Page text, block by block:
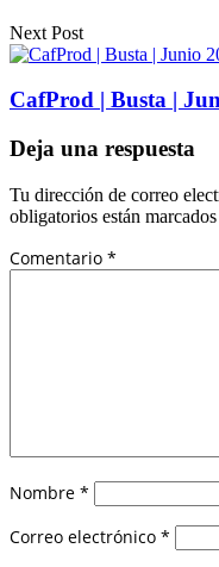
Next Post
CafProd | Busta |
Deja una respuesta
Tu dirección de correo
obligatorios están
Comentario *
Nombre *
Correo electrónico *